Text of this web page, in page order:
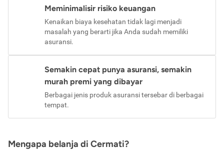
Meminimalisir risiko keuangan
Kenaikan biaya kesehatan tidak lagi menjadi
masalah yang berarti jika Anda sudah memiliki
asuransi.
Semakin cepat punya asuransi, semakin
murah premi yang dibayar
Berbagai jenis produk asuransi tersebar di berbagai
tempat.
Mengapa belanja di Cermati?